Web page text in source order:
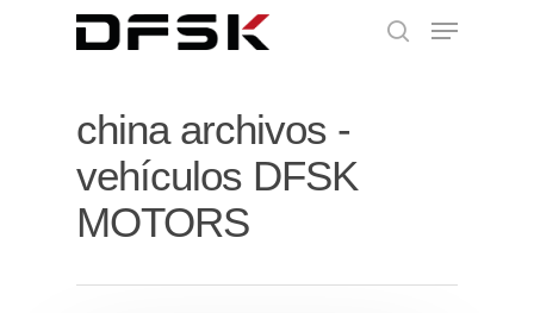
china archivos -
vehículos DFSK
MOTORS